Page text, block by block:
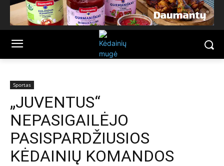
Sportas
„JUVENTUS“
NEPASIGAILĖJO
PASISPARDŽIUSIOS
KĖDAINIŲ KOMANDOS